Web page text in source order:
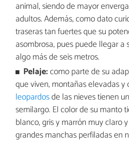
animal, siendo de mayor
adultos. Además, como dato
traseras tan fuertes que su
asombrosa, pues puede llegar
algo más de seis metros.
Pelaje:como parte de su
que viven, montañas elevadas y
leopardosde las nieves tienen
semilargo. El color de su manto
blanco, gris y marrón muy claro
grandes manchas perfiladas en